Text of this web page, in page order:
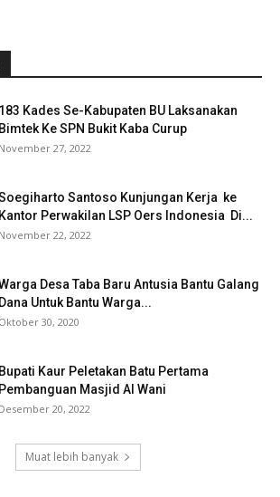
183 Kades Se-Kabupaten BU Laksanakan
Bimtek Ke SPN Bukit Kaba Curup
November 27, 2022
Santoso Kunjungan Kerja ke
Kantor Perwakilan LSP Oers Indonesia Di...
November 22, 2022
Desa Taba Baru Antusia Bantu Galang
Dana Untuk Bantu Warga...
Oktober 30, 2020
Bupati Kaur Peletakan Batu Pertama
Pembanguan Masjid Al Wani
Desember 20, 2022
Muat lebih banyak